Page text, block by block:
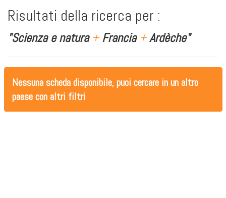
Risultati della ricerca per :
"Scienza e natura +Francia +Ardèche"
Nessuna scheda disponibile, puoi cercare in un altro
paese con altri filtri